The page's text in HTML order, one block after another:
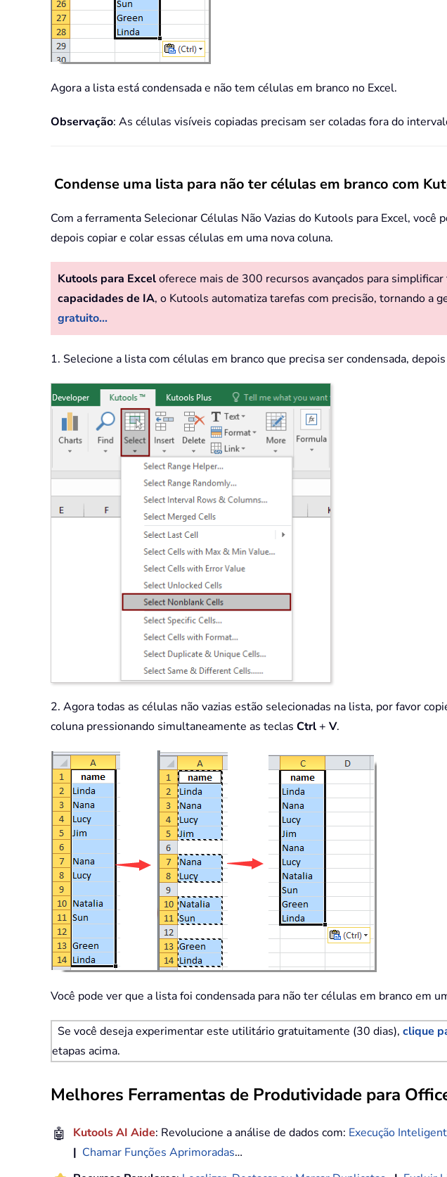
Agora a lista está condensada e não tem células em branco no Excel.
Observação: As células visíveis copiadas precisam ser coladas fora do
Condense uma lista para não ter células em branco com
Com a ferramenta Selecionar Células Não Vazias do Kutools para Excel,
depois copiar e colar essas células em uma nova coluna.
Kutools para Exceloferece mais de 300 recursos avançados para
capacidades de IA, o Kutools automatiza tarefas com precisão, tornando a
gratuito...
1. Selecione a lista com células em branco que precisa ser condensada,
2. Agora todas as células não vazias estão selecionadas na lista, por favor
coluna pressionando simultaneamente as teclas Ctrl+ V.
Você pode ver que a lista foi condensada para não ter células em branco em
Se você deseja experimentar este utilitário gratuitamente (30 dias), clique
etapas acima.
Melhores Ferramentas de Produtividade para
🤖 Kutools AI Aide: Revolucione a análise de dados com: Execução
| Chamar Funções Aprimoradas…